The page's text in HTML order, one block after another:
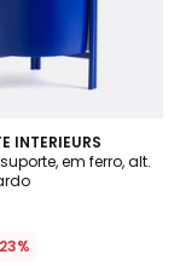
INTERIEURS
em ferro, alt.